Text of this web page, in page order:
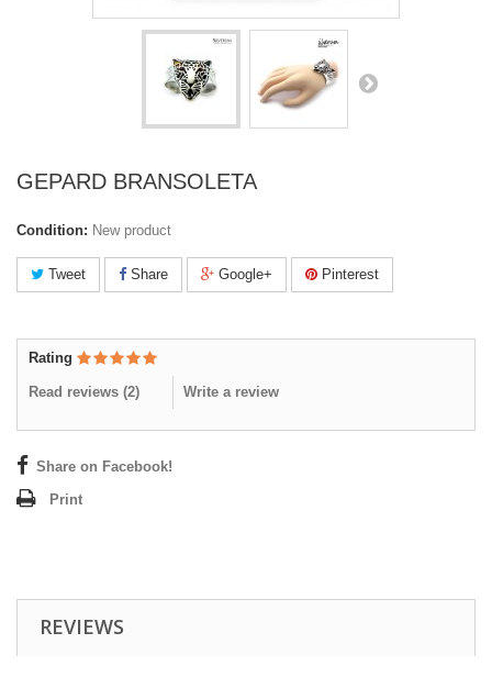
GEPARD BRANSOLETA
Condition: New product
Tweet Share Google+ Pinterest
Rating
Read reviews (2) Write a review
Share on Facebook!
Print
REVIEWS